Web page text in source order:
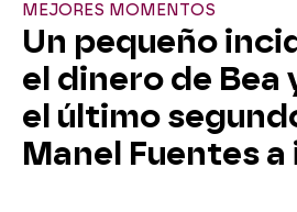
MEJORES MOMENTOS
Un pequeño
el dinero de Bea
el último
Manel Fuentes